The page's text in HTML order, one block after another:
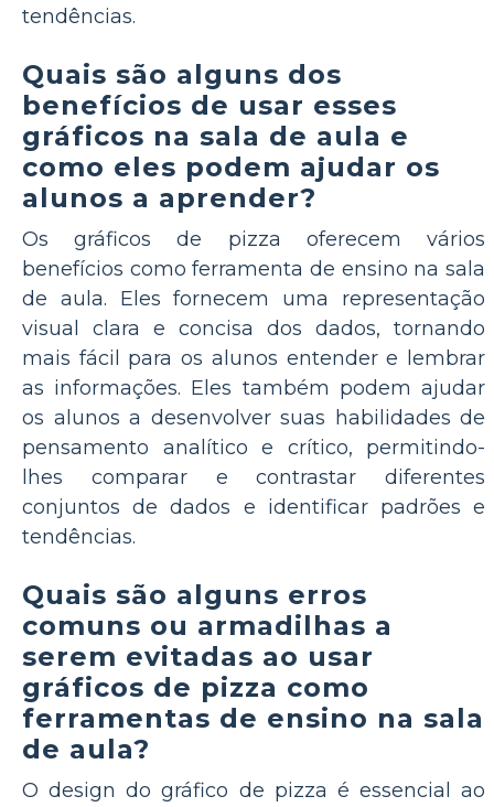
tendências.
Quais são alguns dos
benefícios de usar esses
gráficos na sala de aula e
como eles podem ajudar os
alunos a aprender?
Os gráficos de pizza oferecem vários
benefícios como ferramenta de ensino na sala
de aula. Eles fornecem uma representação
visual clara e concisa dos dados, tornando
mais fácil para os alunos entender e lembrar
as informações. Eles também podem ajudar
os alunos a desenvolver suas habilidades de
pensamento analítico e crítico, permitindo-
lhes comparar e contrastar diferentes
conjuntos de dados e identificar padrões e
tendências.
Quais são alguns erros
comuns ou armadilhas a
serem evitadas ao usar
gráficos de pizza como
ferramentas de ensino na sala
de aula?
O design do gráfico de pizza é essencial ao